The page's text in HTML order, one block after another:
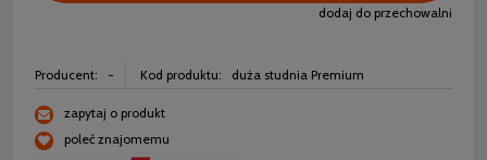
dodaj do przechowalni
Producent: - Kod produktu: duża studnia Premium
zapytaj o produkt
poleć znajomemu